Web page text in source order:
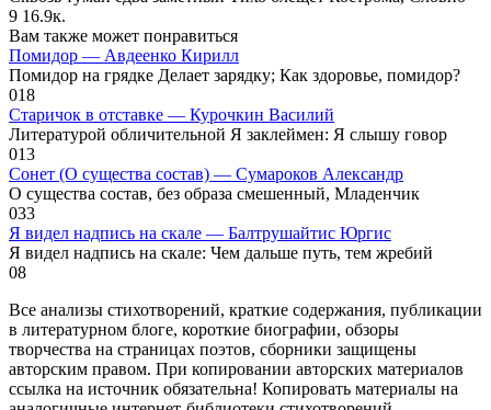
9 16.9к.
Вам также может понравиться
Помидор — Авдеенко Кирилл
Помидор на грядке Делает зарядку; Как здоровье, помидор?
018
Старичок в отставке — Курочкин Василий
Литературой обличительной Я заклеймен: Я слышу говор
013
Сонет (О существа состав) — Сумароков Александр
О существа состав, без образа смешенный, Младенчик
033
Я видел надпись на скале — Балтрушайтис Юргис
Я видел надпись на скале: Чем дальше путь, тем жребий
08
Все анализы стихотворений, краткие содержания, публикации
в литературном блоге, короткие биографии, обзоры
творчества на страницах поэтов, сборники защищены
авторским правом. При копировании авторских материалов
ссылка на источник обязательна! Копировать материалы на